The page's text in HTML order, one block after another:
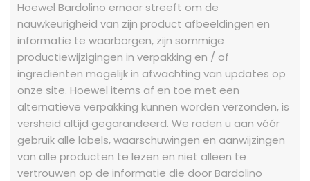
Hoewel Bardolino ernaar streeft om de
nauwkeurigheid van zijn product afbeeldingen en
informatie te waarborgen, zijn sommige
productiewijzigingen in verpakking en / of
ingrediënten mogelijk in afwachting van updates op
onze site. Hoewel items af en toe met een
alternatieve verpakking kunnen worden verzonden, is
versheid altijd gegarandeerd. We raden u aan vóór
gebruik alle labels, waarschuwingen en aanwijzingen
van alle producten te lezen en niet alleen te
vertrouwen op de informatie die door Bardolino